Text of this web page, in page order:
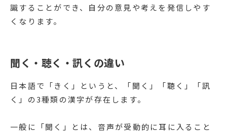
識することができ、自分の意見や考えを発信しやす
くなります。
聞く・聴く・訊くの違い
日本語で「きく」というと、「聞く」「聴く」「訊
く」の3種類の漢字が存在します。
一般に「聞く」とは、音声が受動的に耳に入ること